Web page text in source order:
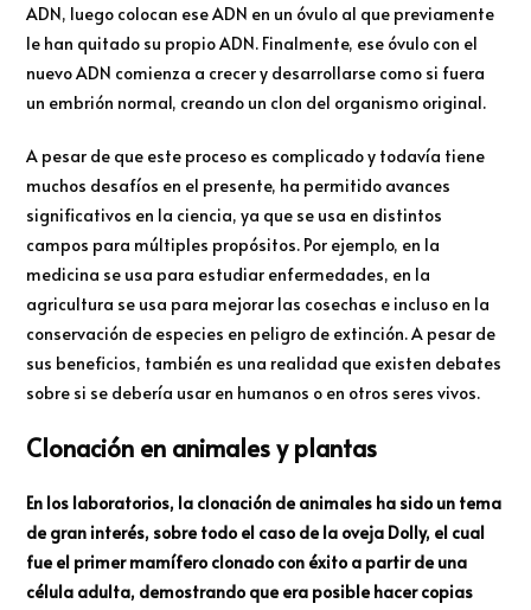
ADN, luego colocan ese ADN en un óvulo al que previamente
le han quitado su propio ADN. Finalmente, ese óvulo con el
nuevo ADN comienza a crecer y desarrollarse como si fuera
un embrión normal, creando un clon del organismo original.
A pesar de que este proceso es complicado y todavía tiene
muchos desafíos en el presente, ha permitido avances
significativos en la ciencia, ya que se usa en distintos
campos para múltiples propósitos. Por ejemplo, en la
medicina se usa para estudiar enfermedades, en la
agricultura se usa para mejorar las cosechas e incluso en la
conservación de especies en peligro de extinción. A pesar de
sus beneficios, también es una realidad que existen debates
sobre si se debería usar en humanos o en otros seres vivos.
Clonación en animales y plantas
En los laboratorios, la clonación de animales ha sido un tema
de gran interés, sobre todo el caso de la oveja Dolly, el cual
fue el primer mamífero clonado con éxito a partir de una
célula adulta, demostrando que era posible hacer copias